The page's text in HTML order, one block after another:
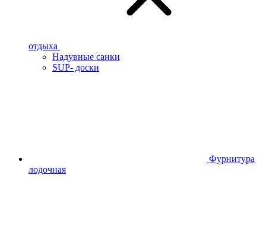
отдыха
Надувные санки
SUP- доски
Фурнитура
лодочная